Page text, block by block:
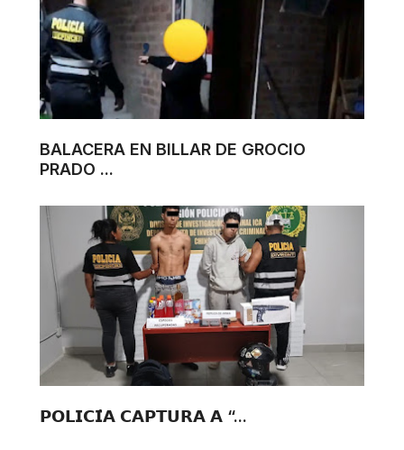
BALACERA EN BILLAR DE GROCIO
PRADO ...
𝗣𝗢𝗟𝗜𝗖𝗜́𝗔 𝗖𝗔𝗣𝗧𝗨𝗥𝗔 𝗔 “...